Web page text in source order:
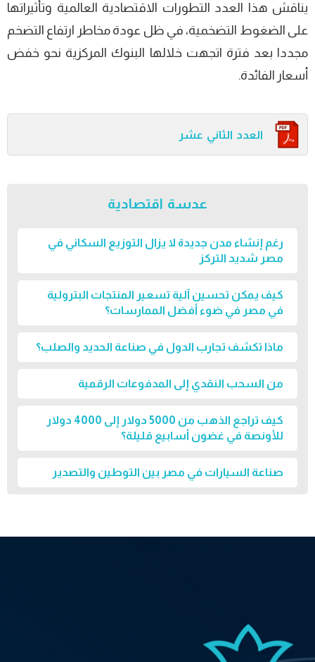
يناقش هذا العدد التطورات الاقتصادية العالمية وتأثيراتها
على الضغوط التضخمية، في ظل عودة مخاطر ارتفاع التضخم
مجددا بعد فترة اتجهت خلالها البنوك المركزية نحو خفض
أسعار الفائدة.
العدد الثاني عشر
عدسة اقتصادية
رغم إنشاء مدن جديدة لا يزال التوزيع السكاني في
مصر شديد التركز
كيف يمكن تحسين آلية تسعير المنتجات البترولية
في مصر في ضوء أفضل الممارسات؟
ماذا تكشف تجارب الدول في صناعة الحديد والصلب؟
من السحب النقدي إلى المدفوعات الرقمية
كيف تراجع الذهب من 5000 دولار إلى 4000 دولار
للأونصة في غضون أسابيع قليلة؟
صناعة السيارات في مصر بين التوطين والتصدير